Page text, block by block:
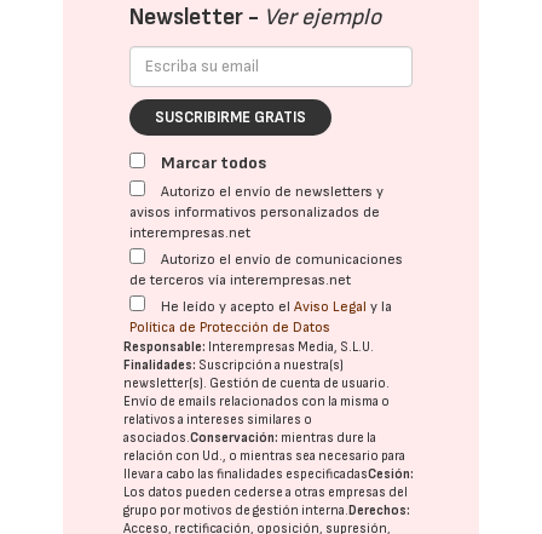
Newsletter - Ver ejemplo
SUSCRIBIRME GRATIS
Marcar todos
Autorizo el envío de newsletters y
avisos informativos personalizados de
interempresas.net
Autorizo el envío de comunicaciones
de terceros vía interempresas.net
He leído y acepto elAviso Legal y la
Política de Protección de Datos
Responsable: Interempresas Media, S.L.U.
Finalidades: Suscripción a nuestra(s)
newsletter(s). Gestión de cuenta de usuario.
Envío de emails relacionados con la misma o
relativos a intereses similares o
asociados.Conservación: mientras dure la
relación con Ud., o mientras sea necesario para
llevar a cabo las finalidades especificadasCesión:
Los datos pueden cederse a otras empresas del
grupo por motivos de gestión interna.Derechos:
Acceso, rectificación, oposición, supresión,